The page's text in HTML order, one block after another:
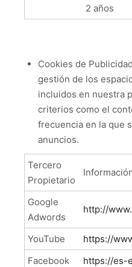
2 años
Cookies de
gestión de los
incluidos en nuestra
criterios como el
frecuencia en la que
anuncios.
Tercero
Propietario
Google
Adwords
http://
YouTube
https://
Facebook
https://es-